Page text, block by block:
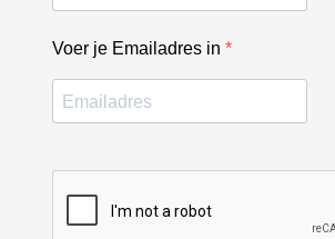
Voer je Emailadres in